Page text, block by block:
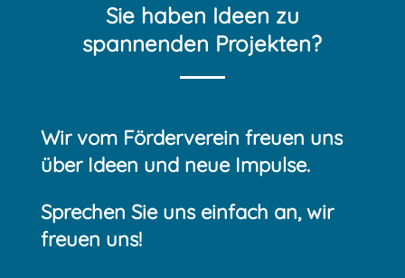
Sie haben Ideen zu
spannenden Projekten?
Wir vom Förderverein freuen uns
über Ideen und neue Impulse.
Sprechen Sie uns einfach an, wir
freuen uns!